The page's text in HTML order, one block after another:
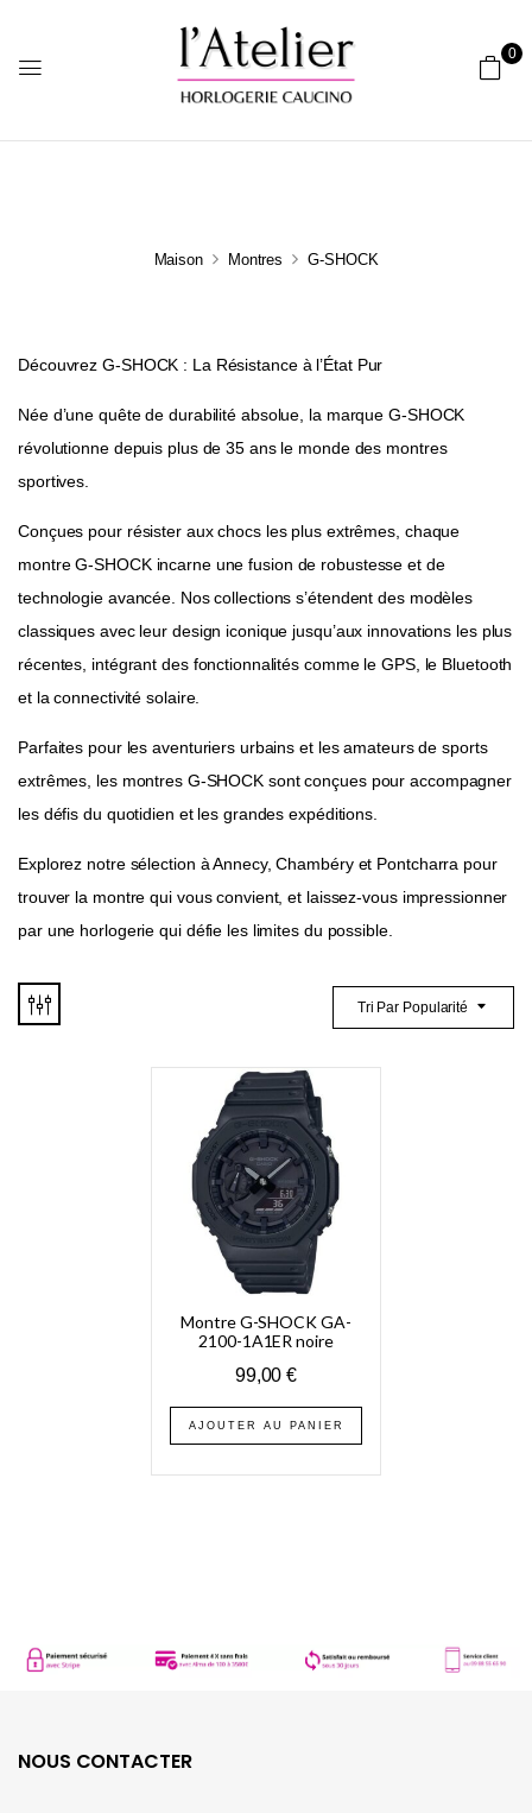
0
Maison Montres G-SHOCK
Découvrez G-SHOCK : La Résistance à l’État Pur
Née d’une quête de durabilité absolue, la marque G-SHOCK
révolutionne depuis plus de 35 ans le monde des montres
sportives.
Conçues pour résister aux chocs les plus extrêmes, chaque
montre G-SHOCK incarne une fusion de robustesse et de
technologie avancée. Nos collections s’étendent des modèles
classiques avec leur design iconique jusqu’aux innovations les plus
récentes, intégrant des fonctionnalités comme le GPS, le Bluetooth
et la connectivité solaire.
Parfaites pour les aventuriers urbains et les amateurs de sports
extrêmes, les montres G-SHOCK sont conçues pour accompagner
les défis du quotidien et les grandes expéditions.
Explorez notre sélection à Annecy, Chambéry et Pontcharra pour
trouver la montre qui vous convient, et laissez-vous impressionner
par une horlogerie qui défie les limites du possible.
Tri Par Popularité
Montre G-SHOCK GA-
2100-1A1ER noire
99,00€
AJOUTER AU PANIER
NOUS CONTACTER